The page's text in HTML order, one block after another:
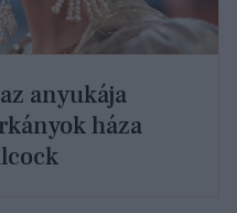
anyukája
háza